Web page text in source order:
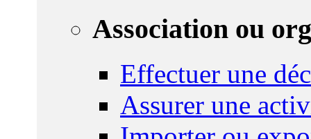
Association ou
Effectuer une
Assurer une